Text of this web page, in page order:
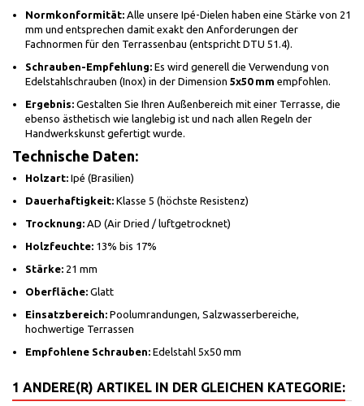
Normkonformität: Alle unsere Ipé-Dielen haben eine Stärke von 21
mm und entsprechen damit exakt den Anforderungen der
Fachnormen für den Terrassenbau (entspricht DTU 51.4).
Schrauben-Empfehlung: Es wird generell die Verwendung von
Edelstahlschrauben (Inox) in der Dimension 5x50 mm empfohlen.
Ergebnis: Gestalten Sie Ihren Außenbereich mit einer Terrasse, die
ebenso ästhetisch wie langlebig ist und nach allen Regeln der
Handwerkskunst gefertigt wurde.
Technische Daten:
Holzart: Ipé (Brasilien)
Dauerhaftigkeit: Klasse 5 (höchste Resistenz)
Trocknung: AD (Air Dried / luftgetrocknet)
Holzfeuchte: 13% bis 17%
Stärke: 21 mm
Oberfläche: Glatt
Einsatzbereich: Poolumrandungen, Salzwasserbereiche,
hochwertige Terrassen
Empfohlene Schrauben: Edelstahl 5x50 mm
1 ANDERE(R) ARTIKEL IN DER GLEICHEN KATEGORIE: